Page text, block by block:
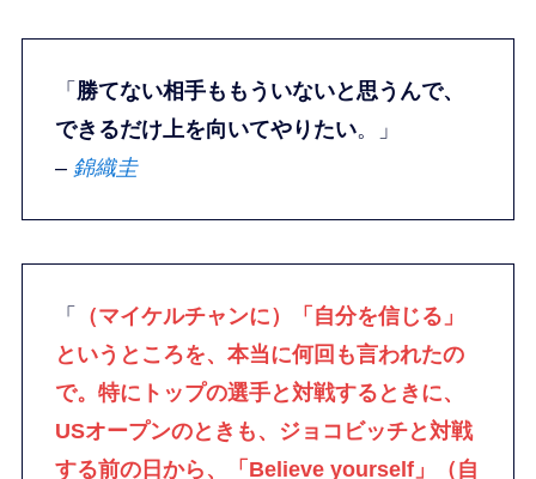
「 勝てない相手ももういないと思うんで、
できるだけ上を向いてやりたい。」
– 錦織圭
「
（マイケルチャンに）「自分を信じる」
というところを、本当に何回も言われたの
で。特にトップの選手と対戦するときに、
USオープンのときも、ジョコビッチと対戦
する前の日から、「Believe yourself」（自